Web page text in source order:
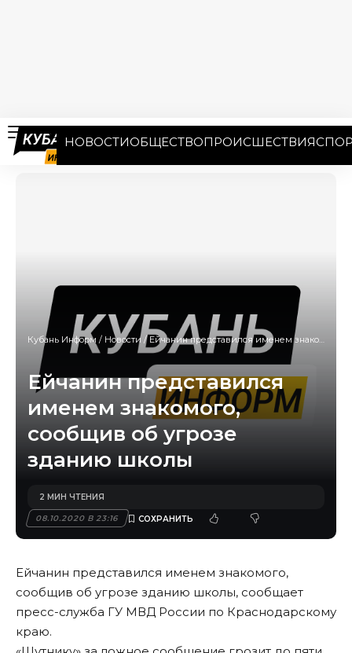
НОВОСТИОБЩЕСТВОПРОИСШЕСТВИЯ
Кубань Информ / Новости / Ейчанин представился именем знакомого, сообщив об угрозе зданию школы
Ейчанин представился
именем знакомого,
сообщив об угрозе
зданию школы
08.10.2020 В 23:16
2 МИН ЧТЕНИЯ
Ейчанин представился именем знакомого,
сообщив об угрозе зданию школы, сообщает
пресс-служба ГУ МВД России по Краснодарскому
краю.